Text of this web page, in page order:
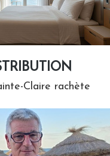
Claire rachète